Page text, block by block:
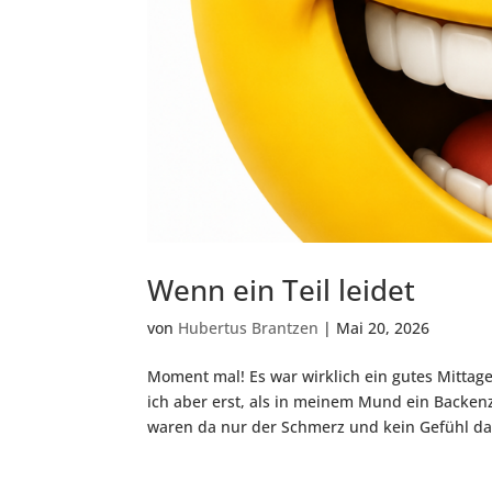
Wenn ein Teil leidet
von Hubertus Brantzen | Mai 20, 2026
Moment mal! Es war wirklich ein gutes
ich aber erst, als in meinem Mund ein
waren da nur der Schmerz und kein Gefühl